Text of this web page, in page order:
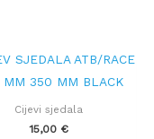
Cijevi sjedala
15,00 €